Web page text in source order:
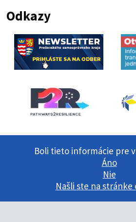
Odkazy
Boli tieto informácie pre
Áno
Nie
Našli ste na stránke